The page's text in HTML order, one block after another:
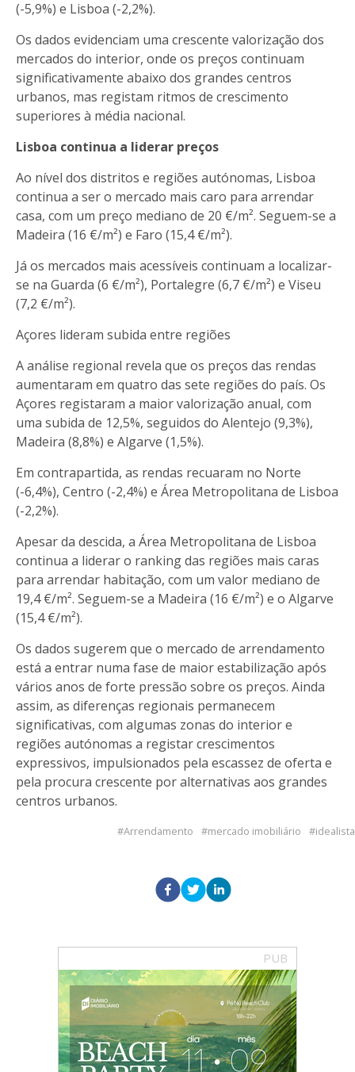
(-5,9%) e Lisboa (-2,2%).
Os dados evidenciam uma crescente valorização dos
mercados do interior, onde os preços continuam
significativamente abaixo dos grandes centros
urbanos, mas registam ritmos de crescimento
superiores à média nacional.
Lisboa continua a liderar preços
Ao nível dos distritos e regiões autónomas, Lisboa
continua a ser o mercado mais caro para arrendar
casa, com um preço mediano de 20 €/m². Seguem-se a
Madeira (16 €/m²) e Faro (15,4 €/m²).
Já os mercados mais acessíveis continuam a localizar-
se na Guarda (6 €/m²), Portalegre (6,7 €/m²) e Viseu
(7,2 €/m²).
Açores lideram subida entre regiões
A análise regional revela que os preços das rendas
aumentaram em quatro das sete regiões do país. Os
Açores registaram a maior valorização anual, com
uma subida de 12,5%, seguidos do Alentejo (9,3%),
Madeira (8,8%) e Algarve (1,5%).
Em contrapartida, as rendas recuaram no Norte
(-6,4%), Centro (-2,4%) e Área Metropolitana de Lisboa
(-2,2%).
Apesar da descida, a Área Metropolitana de Lisboa
continua a liderar o ranking das regiões mais caras
para arrendar habitação, com um valor mediano de
19,4 €/m². Seguem-se a Madeira (16 €/m²) e o Algarve
(15,4 €/m²).
Os dados sugerem que o mercado de arrendamento
está a entrar numa fase de maior estabilização após
vários anos de forte pressão sobre os preços. Ainda
assim, as diferenças regionais permanecem
significativas, com algumas zonas do interior e
regiões autónomas a registar crescimentos
expressivos, impulsionados pela escassez de oferta e
pela procura crescente por alternativas aos grandes
centros urbanos.
Arrendamento mercado imobiliário idealista
PUB